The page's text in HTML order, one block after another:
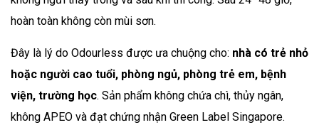
hoàn toàn không còn mùi sơn.
Đây là lý do Odourless được ưa chuộng cho: nhà có trẻ nhỏ
hoặc người cao tuổi, phòng ngủ, phòng trẻ em, bệnh
viện, trường học. Sản phẩm không chứa chì, thủy ngân,
không APEO và đạt chứng nhận Green Label Singapore.